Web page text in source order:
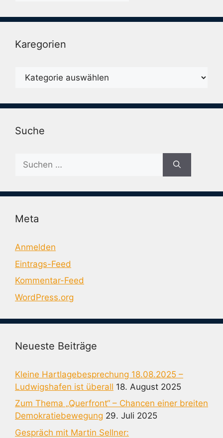
Karegorien
Karegorien
Suche
Suche
nach:
Meta
Anmelden
Eintrags-Feed
Kommentar-Feed
WordPress.org
Neueste Beiträge
Kleine Hartlagebesprechung 18.08.2025 –
Ludwigshafen ist überall 18. August 2025
Zum Thema „Querfront“ – Chancen einer breiten
Demokratiebewegung 29. Juli 2025
Gespräch mit Martin Sellner: